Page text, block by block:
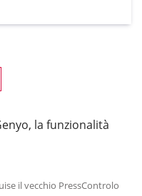
la funzionalità
il vecchio PressControlo